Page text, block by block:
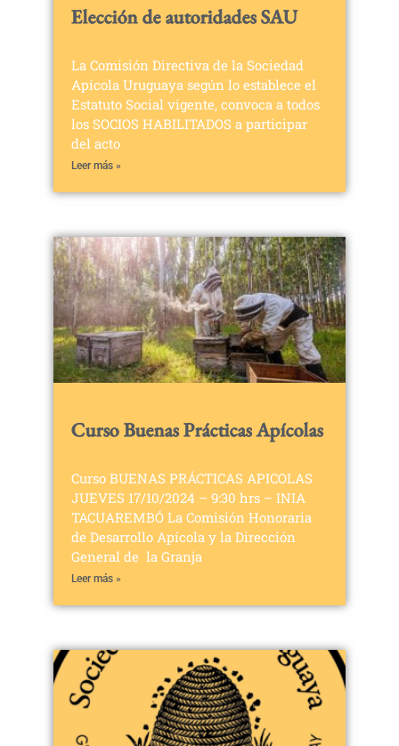
Elección de autoridades SAU
La Comisión Directiva de la Sociedad
Apícola Uruguaya según lo establece el
Estatuto Social vigente, convoca a todos
los SOCIOS HABILITADOS a participar
del acto
Leer más »
Curso Buenas Prácticas Apícolas
Curso BUENAS PRÁCTICAS APICOLAS
JUEVES 17/10/2024 – 9:30 hrs – INIA
TACUAREMBÓ La Comisión Honoraria
de Desarrollo Apícola y la Dirección
General de la Granja
Leer más »